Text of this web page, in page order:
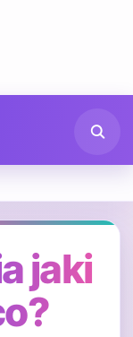
jaki